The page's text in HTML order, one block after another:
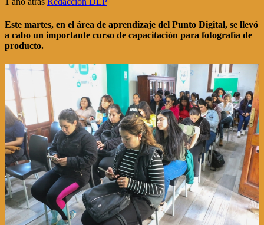
Este martes, en el área de aprendizaje del Punto Digital, se llevó
a cabo un importante curso de capacitación para fotografía de
producto.